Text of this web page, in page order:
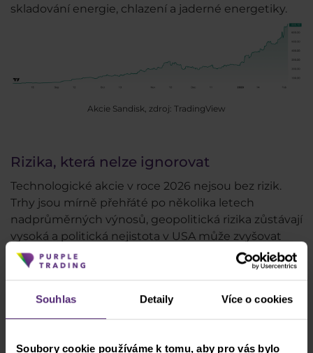
Souhlas Detaily Více o cookies
Soubory cookie používáme k tomu, aby pro vás bylo
skladování energie, chlazení a jaderné energetiky.
Akcie Sandisk, zdroj: TradingView
Rizika, která nelze ignorovat
Technologické akcie v roce 2026 nejsou bez rizik.
Trhy jsou mírně přehřáté po několika letech
nadprůměrných výnosů, geopolitická rizika zůstávají
vysoká a politická nejistota v USA může zvyšovat
volatilitu. Dalším rizikem je rostoucí zadlužení
některých firem a možné problémy na trhu private
mohlo by to mít dominový efekt napříč
sektorem.